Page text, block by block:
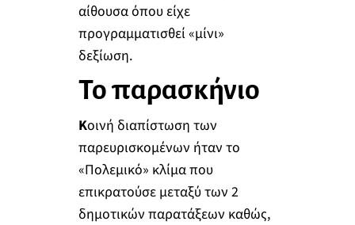
αίθουσα όπου είχε
προγραμματισθεί «μίνι»
δεξίωση.
Το παρασκήνιο
Κοινή διαπίστωση των
παρευρισκομένων ήταν το
«Πολεμικό» κλίμα που
επικρατούσε μεταξύ των 2
δημοτικών παρατάξεων καθώς,